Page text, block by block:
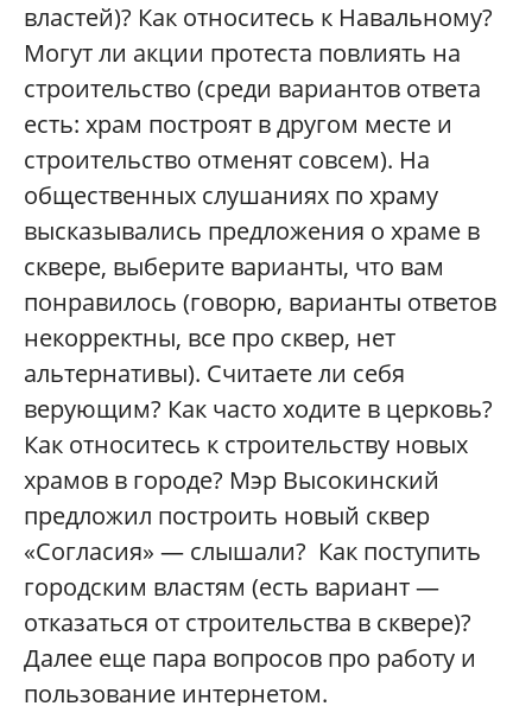
властей)? Как относитесь к Навальному?
Могут ли акции протеста повлиять на
строительство (среди вариантов ответа
есть: храм построят в другом месте и
строительство отменят совсем). На
общественных слушаниях по храму
высказывались предложения о храме в
сквере, выберите варианты, что вам
понравилось (говорю, варианты ответов
некорректны, все про сквер, нет
альтернативы). Считаете ли себя
верующим? Как часто ходите в церковь?
Как относитесь к строительству новых
храмов в городе? Мэр Высокинский
предложил построить новый сквер
«Согласия» — слышали? Как поступить
городским властям (есть вариант —
отказаться от строительства в сквере)?
Далее еще пара вопросов про работу и
пользование интернетом.